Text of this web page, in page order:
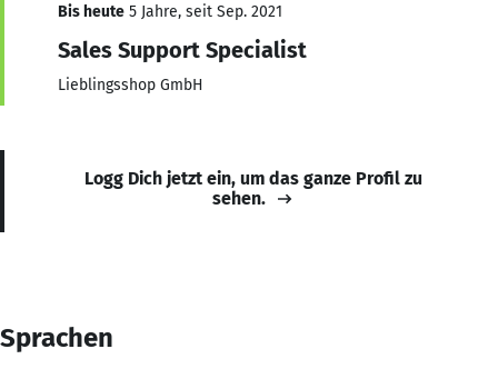
Bis heute 5 Jahre, seit Sep. 2021
Sales Support Specialist
Lieblingsshop GmbH
Logg Dich jetzt ein, um das ganze Profil zu
sehen.
Sprachen